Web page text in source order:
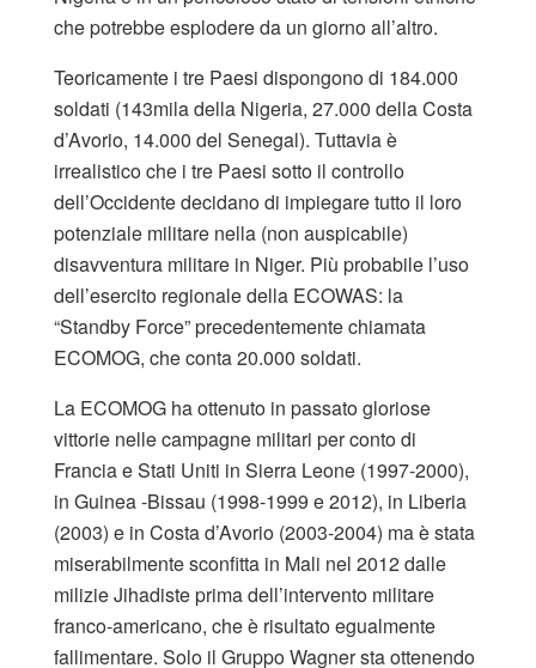
che potrebbe esplodere da un giorno all’altro.
Teoricamente i tre Paesi dispongono di 184.000
soldati (143mila della Nigeria, 27.000 della Costa
d’Avorio, 14.000 del Senegal). Tuttavia è
irrealistico che i tre Paesi sotto il controllo
dell’Occidente decidano di impiegare tutto il loro
potenziale militare nella (non auspicabile)
disavventura militare in Niger. Più probabile l’uso
dell’esercito regionale della ECOWAS: la
“Standby Force” precedentemente chiamata
ECOMOG, che conta 20.000 soldati.
La ECOMOG ha ottenuto in passato gloriose
vittorie nelle campagne militari per conto di
Francia e Stati Uniti in Sierra Leone (1997-2000),
in Guinea -Bissau (1998-1999 e 2012), in Liberia
(2003) e in Costa d’Avorio (2003-2004) ma è stata
miserabilmente sconfitta in Mali nel 2012 dalle
milizie Jihadiste prima dell’intervento militare
franco-americano, che è risultato egualmente
fallimentare. Solo il Gruppo Wagner sta ottenendo